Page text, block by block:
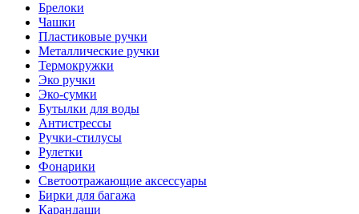
Брелоки
Чашки
Пластиковые ручки
Металлические ручки
Термокружки
Эко ручки
Эко-сумки
Бутылки для воды
Антистрессы
Ручки-стилусы
Рулетки
Фонарики
Светоотражающие аксессуары
Бирки для багажа
Карандаши